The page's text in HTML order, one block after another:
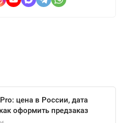
цена в России, дата
оформить предзаказ